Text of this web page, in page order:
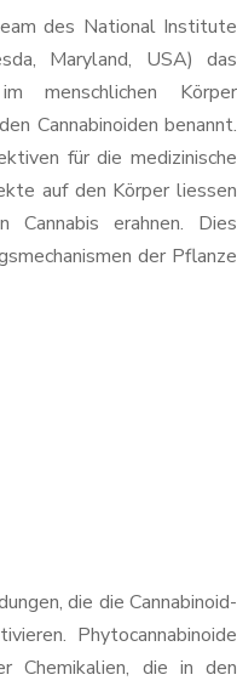
des National Institute
Maryland, USA) das
menschlichen Körper
Cannabinoiden benannt.
für die medizinische
auf den Körper liessen
Cannabis erahnen. Dies
der Pflanze
die die Cannabinoid-
Phytocannabinoide
Chemikalien, die in den